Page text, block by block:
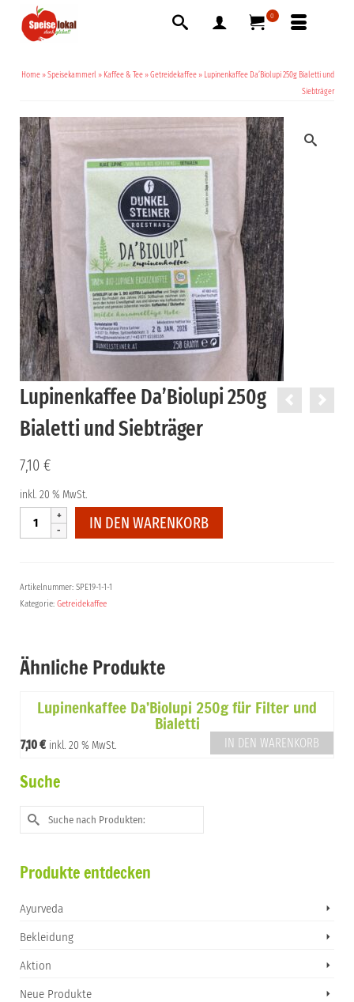
0
Home »Speisekammerl » Kaffee & Tee »Getreidekaffee » Lupinenkaffee Da’Biolupi 250g Bialetti und
Siebträger
Lupinenkaffee Da’Biolupi 250g
Bialetti und Siebträger
7,10 €
inkl. 20 % MwSt.
Lupinenkaffee
Da'Biolupi
und
Siebträger
IN DEN WARENKORB
Artikelnummer: SPE19-1-1-1
Kategorie: Getreidekaffee
Ähnliche Produkte
Lupinenkaffee Da’Biolupi 250g für Filter und
Bialetti
7,10€ inkl. 20 % MwSt. IN DEN WARENKORB
Suche
Suche
nach:
Produkte entdecken
Ayurveda
Bekleidung
Aktion
Neue Produkte